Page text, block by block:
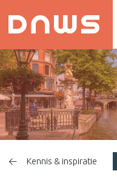
NIEUWE
WINKELSTRAAT
Kennis & inspiratie